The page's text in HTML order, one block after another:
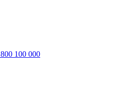
800 100 000